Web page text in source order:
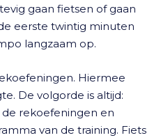
gaan fietsen of gaan
eerste twintig minuten
langzaam op.
Hiermee
De volgorde is altijd:
de rekoefeningen en
van de training. Fiets